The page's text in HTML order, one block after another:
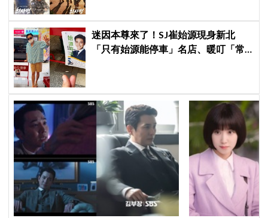
迷因本尊來了！SJ崔始源現身新北
「只有始源能停車」名店、暖叮「常